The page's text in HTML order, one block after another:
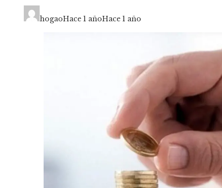
hogaoHace 1 añoHace 1 año